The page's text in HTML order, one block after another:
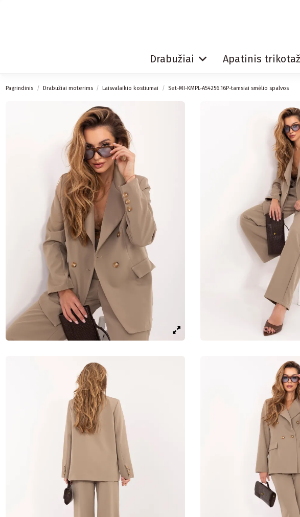
Drabužiai Apatinis
Pagrindinis Drabužiai moterims Laisvalaikio kostiumai Set-MI-KMPL-A54256.16P-tamsiai smėlio spalvos